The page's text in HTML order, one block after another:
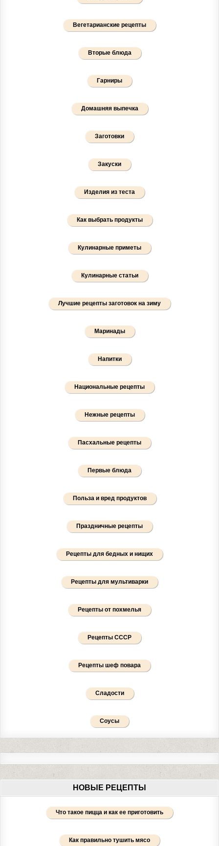
Вегетарианские рецепты
Вторые блюда
Гарниры
Домашняя выпечка
Заготовки
Закуски
Изделия из теста
Как выбрать продукты
Кулинарные приметы
Кулинарные статьи
Лучшие рецепты заготовок на зиму
Маринады
Напитки
Национальные рецепты
Нежные рецепты
Пасхальные рецепты
Первые блюда
Польза и вред продуктов
Праздничные рецепты
Рецепты для бедных и нищих
Рецепты для мультиварки
Рецепты от похмелья
Рецепты СССР
Рецепты шеф повара
Сладости
Соусы
НОВЫЕ РЕЦЕПТЫ
Что такое пицца и как ее приготовить
Как правильно тушить мясо